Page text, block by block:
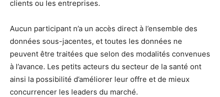
clients ou les entreprises.
Aucun participant n’a un accès direct à l’ensemble des
données sous-jacentes, et toutes les données ne
peuvent être traitées que selon des modalités convenues
à l’avance. Les petits acteurs du secteur de la santé ont
ainsi la possibilité d’améliorer leur offre et de mieux
concurrencer les leaders du marché.